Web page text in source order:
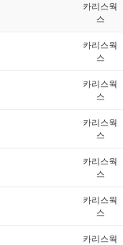
카리스웍
스
카리스웍
스
카리스웍
스
카리스웍
스
카리스웍
스
카리스웍
스
카리스웍